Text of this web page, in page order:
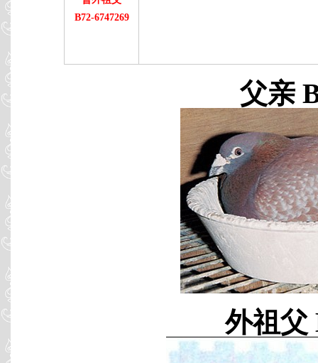
B72-6747269
父亲
外祖父